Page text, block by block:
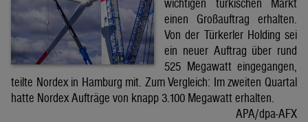
wichtigen türkischen Markt
einen Großauftrag erhalten.
Von der Türkerler Holding sei
ein neuer Auftrag über rund
525 Megawatt eingegangen,
teilte Nordex in Hamburg mit. Zum Vergleich: Im zweiten Quartal
hatte Nordex Aufträge von knapp 3.100 Megawatt erhalten.
APA/dpa-AFX